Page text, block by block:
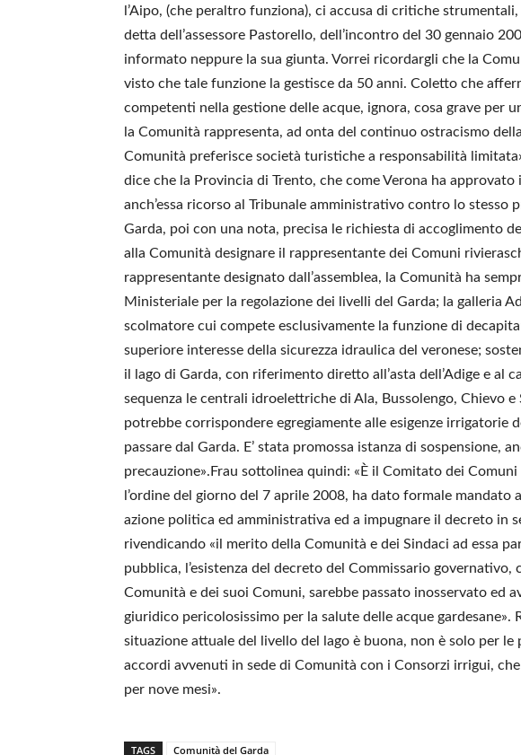
l’Aipo, (che peraltro funziona), ci accusa di critiche
detta dell’assessore Pastorello, dell’incontro del 30 gennaio
informato neppure la sua giunta. Vorrei ricordargli che la
visto che tale funzione la gestisce da 50 anni. Coletto che
competenti nella gestione delle acque, ignora, cosa grave per
la Comunità rappresenta, ad onta del continuo ostracismo
Comunità preferisce società turistiche a responsabilità
dice che la Provincia di Trento, che come Verona ha
anch’essa ricorso al Tribunale amministrativo contro lo stesso
Garda, poi con una nota, precisa le richiesta di accoglimento
alla Comunità designare il rappresentante dei Comuni
rappresentante designato dall’assemblea, la Comunità ha
Ministeriale per la regolazione dei livelli del Garda; la galleria
scolmatore cui compete esclusivamente la funzione di
superiore interesse della sicurezza idraulica del veronese;
il lago di Garda, con riferimento diretto all’asta dell’Adige e al
sequenza le centrali idroelettriche di Ala, Bussolengo, Chievo
potrebbe corrispondere egregiamente alle esigenze irrigatorie
passare dal Garda. E’ stata promossa istanza di sospensione,
precauzione».Frau sottolinea quindi: «È il Comitato dei
l’ordine del giorno del 7 aprile 2008, ha dato formale mandato
azione politica ed amministrativa ed a impugnare il decreto in
rivendicando «il merito della Comunità e dei Sindaci ad essa
pubblica, l’esistenza del decreto del Commissario governativo,
Comunità e dei suoi Comuni, sarebbe passato inosservato ed
giuridico pericolosissimo per la salute delle acque gardesane».
situazione attuale del livello del lago è buona, non è solo per le
accordi avvenuti in sede di Comunità con i Consorzi irrigui,
per nove mesi».
TAGS Comunità del Garda